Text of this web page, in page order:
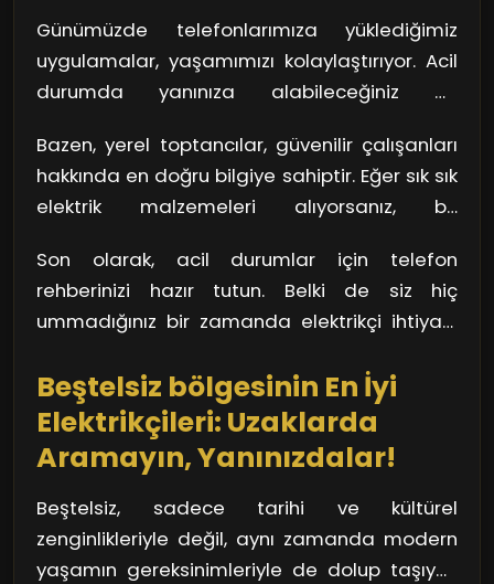
önerilerinin yanında bir kaç olumsuz yorum
görmek, dikkatli olmanız gerektiği anlamına
gelebilir.
elektrikçi tavsiyeleri alabilirsiniz. Özellikle,
arkadaşlarınızın ve tanıdıklarınızın önerileri,
güvenilir bir elektrikçi bulmanın en hızlı yoludur.
Sosyal medyada hızlı etkileşim, kayıplarınızı
en aza indirir.
Günümüzde telefonlarımıza yüklediğimiz
uygulamalar, yaşamımızı kolaylaştırıyor. Acil
durumda yanınıza alabileceğiniz bir
"Servis Bul" tarzındaki uygulamalar, size hızlı
bir şekilde en yakın elektrikçileri gösterir.
İçinde kullanıcı yorumları ve
derecelendirmeleri de olduğundan, hızlıca
karar verebilirsiniz.
Bazen, yerel toptancılar, güvenilir çalışanları
hakkında en doğru bilgiye sahiptir. Eğer sık sık
elektrik malzemeleri alıyorsanız, bu
Onlar, en yakın ve en güvenilir elektrikçileri
önerebilirler. Onların uzmanlığı, sizi
yanıltmaktan çok uzaktır.
Son olarak, acil durumlar için telefon
rehberinizi hazır tutun. Belki de siz hiç
ummadığınız bir zamanda elektrikçi ihtiyacı
liste oluşturmak, stresli anlarda size büyük
kolaylık sağlar. Unutmayın, hazırlıklı olmak her
zaman en iyi yaklaşımdır.
Beştelsiz bölgesinin En İyi
Elektrikçileri: Uzaklarda
Aramayın, Yanınızdalar!
Beştelsiz, sadece tarihi ve kültürel
zenginlikleriyle değil, aynı zamanda modern
yaşamın gereksinimleriyle de dolup taşıyor.